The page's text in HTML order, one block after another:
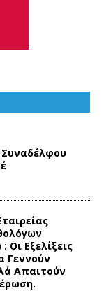
Συναδέλφου
Οι Εξελίξεις
Γεννούν
Απαιτούν